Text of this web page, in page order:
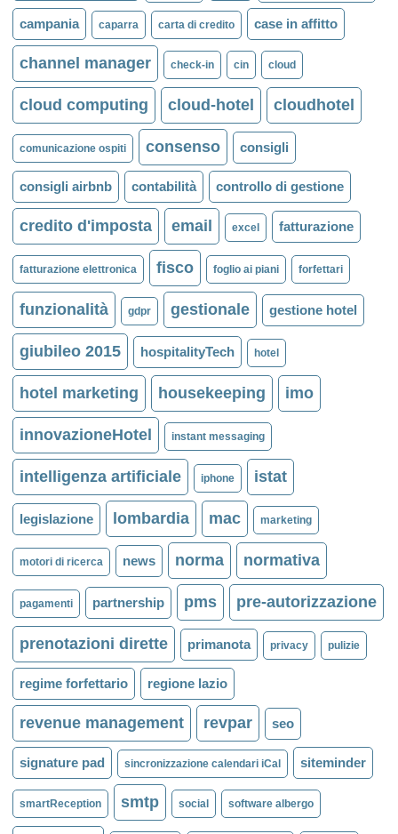
campania caparra carta di credito case in affitto
channel manager check-in cin cloud
cloud computing cloud-hotel cloudhotel
comunicazione ospiti consenso consigli
consigli airbnb contabilità controllo di gestione
credito d'imposta email excel fatturazione
fatturazione elettronica fisco foglio ai piani forfettari
funzionalità gdpr gestionale gestione hotel
giubileo 2015 hospitalityTech hotel
hotel marketing housekeeping imo
innovazioneHotel instant messaging
intelligenza artificiale iphone istat
legislazione lombardia mac marketing
motori di ricerca news norma normativa
pagamenti partnership pms pre-autorizzazione
prenotazioni dirette primanota privacy pulizie
regime forfettario regione lazio
revenue management revpar seo
signature pad sincronizzazione calendari iCal siteminder
smartReception smtp social software albergo